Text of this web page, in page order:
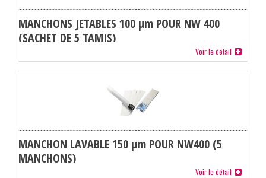
MANCHONS JETABLES 100 µm POUR NW 400
(SACHET DE 5 TAMIS)
Voir le détail
MANCHON LAVABLE 150 µm POUR NW400 (5
MANCHONS)
Voir le détail